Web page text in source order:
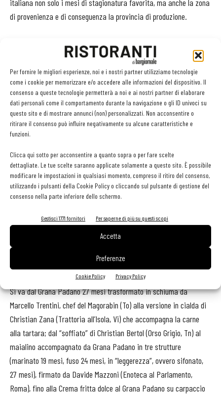
Per fornire le migliori esperienze, noi e i nostri partner utilizziamo tecnologie
come i cookie per memorizzare e/o accedere alle informazioni del dispositivo. Il
consenso a queste tecnologie permetterà a noi e ai nostri partner di elaborare
dati personali come il comportamento durante la navigazione o gli ID univoci su
questo sito e di mostrare annunci (non) personalizzati. Non acconsentire o
ritirare il consenso può influire negativamente su alcune caratteristiche e
funzioni.
Clicca qui sotto per acconsentire a quanto sopra o per fare scelte
dettagliate. Le tue scelte saranno applicate solamente a questo sito. È possibile
modificare le impostazioni in qualsiasi momento, compreso il ritiro del consenso,
utilizzando i pulsanti della Cookie Policy o cliccando sul pulsante di gestione del
consenso nella parte inferiore dello schermo.
Gestisci 1771 fornitori Per saperne di più su questi scopi
Accetta
Preferenze
Cookie Policy Privacy Policy
italiana non solo i mesi di stagionatura favorita, ma anche la zona
di provenienza e di conseguenza la provincia di produzione.
Gli chef selezionati hanno avuto la possibilità di utilizzare Grana
Padano con stagionaturetaylor made, con la sicurezza di poter
utilizzare sempre lo stesso prodotto, in grado di dare valore
aggiunto e unicità alle loro ricette. Un lavoro che ora è stato
raccolto nel libro “Taglio sartoriale - 28 grandi chef interpretano
Grana Padano” (ed. Mondadori Electa), dove compaiono i più
celebrati nomi della ristorazione nostrana, da Davide Scabin ai
fratelli Cerea, da Claudio Sadler a Davide Oldani, passando per
Carlo Cracco, Heinz Beck, Rossana Marziale, Ernesto Iaccarino...
Abbinare il Riserva non spaventa i cuochi di talento
«Quasi tutti gli chef - scrive Allan Bay, che firma l’introduzione al
più forte probabilmente e il meno facile da abbinare per chi non
s’intende davvero di cucina». Ma, naturalmente, trattandosi di
grandi cuochi, ciascuno di loro ha saputo trarre il meglio dal
prodotto, utilizzandolo nelle più svariate combinazioni di sapori
Si va dal Grana Padano 27 mesi trasformato in schiuma da
Marcello Trentini, chef del Magorabin (To) alla versione in cialda di
Christian Zana (Trattoria all’Isola, Vi) che accompagna la carne
alla tartara; dal “soffiato” di Christian Bertol (Orso Grigio, Tn) al
maialino accompagnato da Grana Padano in tre strutture
(marinato 19 mesi, fuso 24 mesi, in “leggerezza”, ovvero sifonato,
27 mesi), firmato da Davide Mazzoni (Enoteca al Parlamento,
Roma), fino alla Crema fritta dolce al Grana Padano su carpaccio